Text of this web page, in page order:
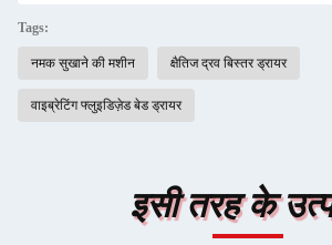
Tags:
नमक सुखाने की मशीन क्षैतिज द्रव बिस्तर ड्रायर
वाइब्रेटिंग फ्लुइडिज़ेड बेड ड्रायर
इसी तरह के